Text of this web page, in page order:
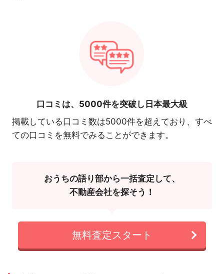
口コミは、 5000件を突破し日本最大級
掲載している口コミ数は5000件を超えており、すべ
ての口コミを無料でみることができます。
おうちの語り部から一括査定して、
不動産会社を探そう！
無料査定スタート